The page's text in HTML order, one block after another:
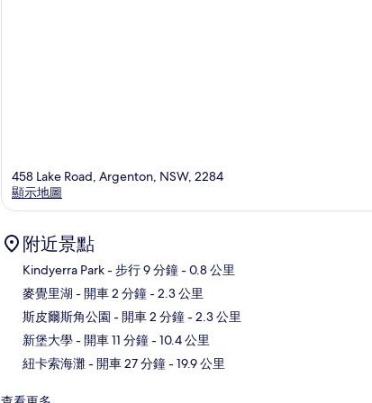
458 Lake Road, Argenton, NSW, 2284
顯示地圖
附近景點
Kindyerra Park- 步行 9 分鐘- 0.8 公里
麥覺里湖 - 開車 2 分鐘- 2.3 公里
斯皮爾斯角公園 - 開車 2 分鐘- 2.3 公里
新堡大學- 開車 11 分鐘- 10.4 公里
紐卡索海灘- 開車 27 分鐘- 19.9 公里